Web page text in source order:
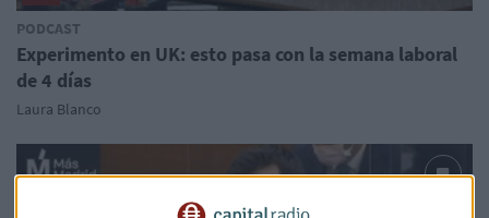
PODCAST
Experimento en UK: esto pasa con la semana laboral
de 4 días
Laura Blanco